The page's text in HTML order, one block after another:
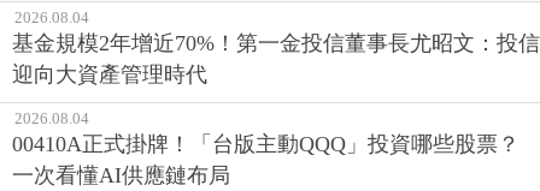
基金規模2年增近70%！第一金投信董事長尤昭文：投信
迎向大資產管理時代
2026.08.04
00410A正式掛牌！「台版主動QQQ」投資哪些股票？
一次看懂AI供應鏈布局